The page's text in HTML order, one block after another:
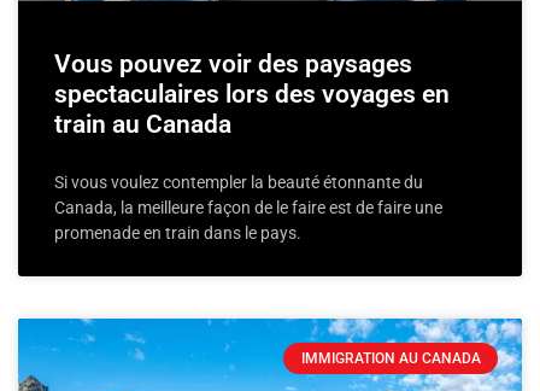
Vous pouvez voir des paysages
spectaculaires lors des voyages en
train au Canada
Si vous voulez contempler la beauté étonnante du
Canada, la meilleure façon de le faire est de faire une
promenade en train dans le pays.
IMMIGRATION AU CANADA